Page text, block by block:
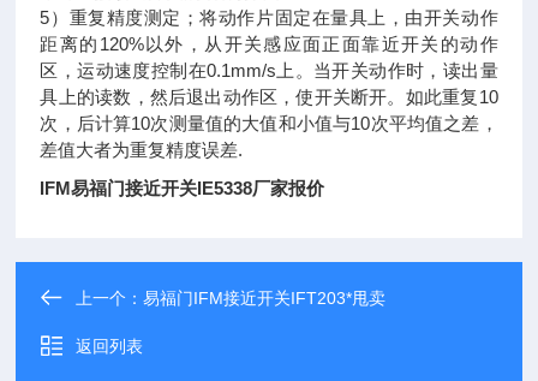
5）重复精度测定；将动作片固定在量具上，由开关动作
距离的120%以外，从开关感应面正面靠近开关的动作
区，运动速度控制在0.1mm/s上。当开关动作时，读出量
具上的读数，然后退出动作区，使开关断开。如此重复10
次，后计算10次测量值的大值和小值与10次平均值之差，
差值大者为重复精度误差.
IFM易福门接近开关IE5338厂家报价
上一个：易福门IFM接近开关IFT203*甩卖
返回列表